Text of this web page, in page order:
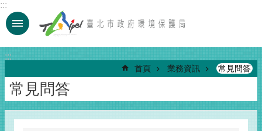
跳到主要內容區塊
:::
:::
首頁 業務資訊 常見問答
常見問答